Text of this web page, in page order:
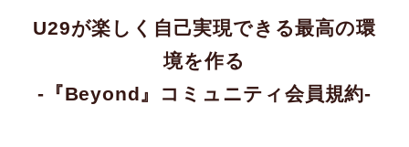
U29が楽しく自己実現できる最高の環
境を作る
-『Beyond』コミュニティ会員規約-